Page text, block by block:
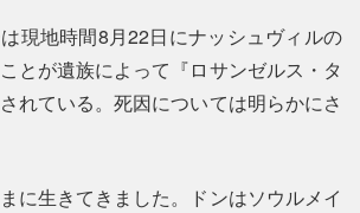
現地時間8月22日にナッシュヴィルの
とが遺族によって『ロサンゼルス・タ
れている。死因については明らかにさ
に生きてきました。ドンはソウルメイ